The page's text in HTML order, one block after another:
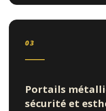
03
Portails
sécurité et